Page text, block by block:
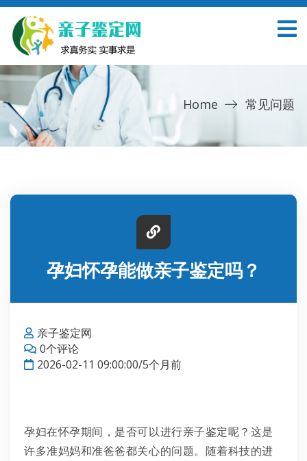
Home 常见问题
孕妇怀孕能做亲子鉴定吗？
亲子鉴定网
0个评论
2026-02-11 09:00:00/5个月前
孕妇在怀孕期间，是否可以进行亲子鉴定呢？这是
许多准妈妈和准爸爸都关心的问题。随着科技的进